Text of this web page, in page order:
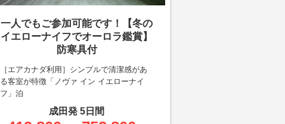
一人でもご参加可能です！【冬の
イエローナイフでオーロラ鑑賞】
防寒具付
［エアカナダ利用］シンプルで清潔感があ
る客室が特徴「ノヴァ イン イエローナイ
フ」泊
成田発5 日間